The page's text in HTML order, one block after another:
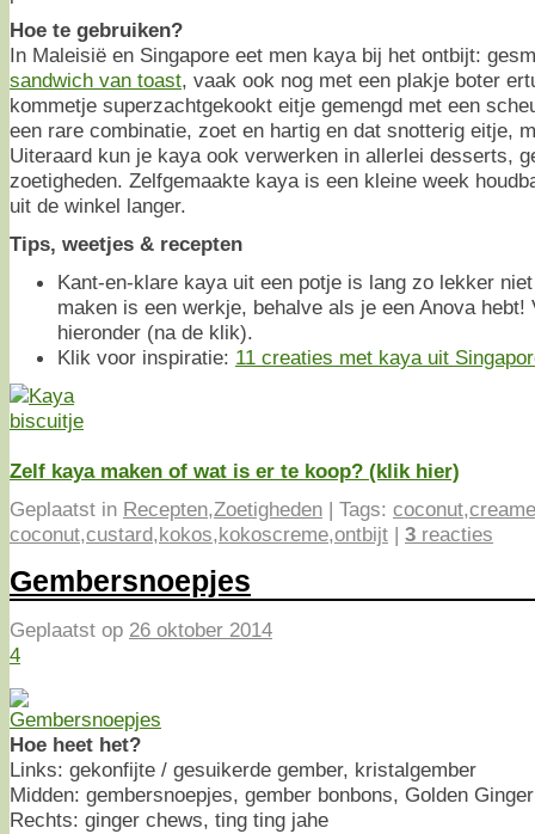
Hoe te gebruiken?
In Maleisië en Singapore eet men kaya bij het ontbijt:
sandwich van toast, vaak ook nog met een plakje boter
kommetje superzachtgekookt eitje gemengd met een
een rare combinatie, zoet en hartig en dat snotterig eitje,
Uiteraard kun je kaya ook verwerken in allerlei desserts,
zoetigheden. Zelfgemaakte kaya is een kleine week
uit de winkel langer.
Tips, weetjes & recepten
Kant-en-klare kaya uit een potje is lang zo lekker
maken is een werkje, behalve als je een Anova hebt!
hieronder (na de klik).
Klik voor inspiratie: 11 creaties met kaya uit
Zelf kaya maken of wat is er te koop? (klik hier)
Geplaatst in Recepten,Zoetigheden | Tags: coconut,
coconut,custard,kokos,kokoscreme,ontbijt | 3 reacties
Gembersnoepjes
Geplaatst op 26 oktober 2014
4
Hoe heet het?
Links: gekonfijte / gesuikerde gember, kristalgember
Midden: gembersnoepjes, gember bonbons, Golden
Rechts: ginger chews, ting ting jahe